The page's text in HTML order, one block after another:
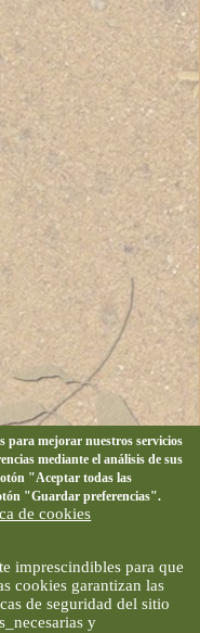
para mejorar nuestros servicios
mediante el análisis de sus
"Aceptar todas las
"Guardar preferencias".
de cookies
imprescindibles para que
cookies garantizan las
de seguridad del sitio
y